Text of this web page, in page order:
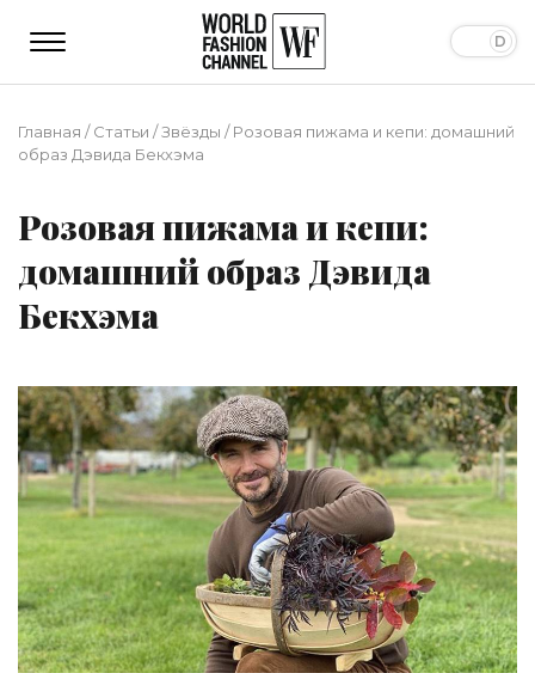
Главная /Статьи /Звёзды /Розовая пижама и кепи: домашний
образ Дэвида Бекхэма
Розовая пижама и кепи:
домашний образ Дэвида
Бекхэма